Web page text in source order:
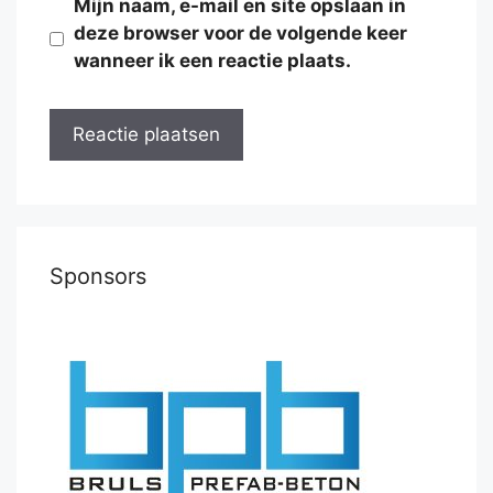
Mijn naam, e-mail en site opslaan in
deze browser voor de volgende keer
wanneer ik een reactie plaats.
Sponsors